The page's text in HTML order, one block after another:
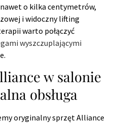
o kilka centymetrów,
i widoczny lifting
warto połączyć
wyszczuplającymi
w salonie
obsługa
oryginalny sprzęt Alliance